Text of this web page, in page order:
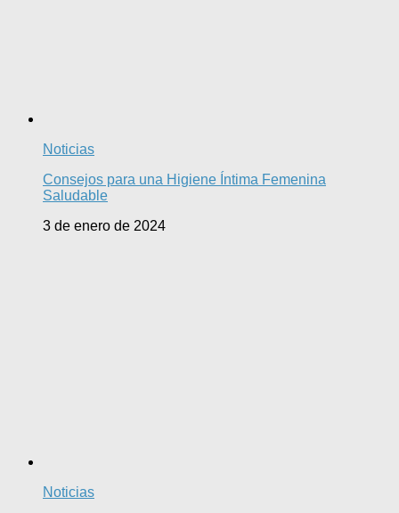
Noticias
Consejos para una Higiene Íntima Femenina
Saludable
3 de enero de 2024
Noticias